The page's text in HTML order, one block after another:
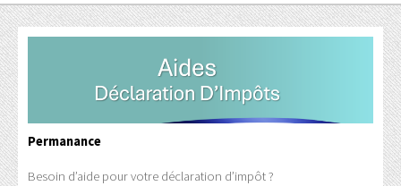
Permanance
Besoin d’aide pour votre déclaration d’impôt ?